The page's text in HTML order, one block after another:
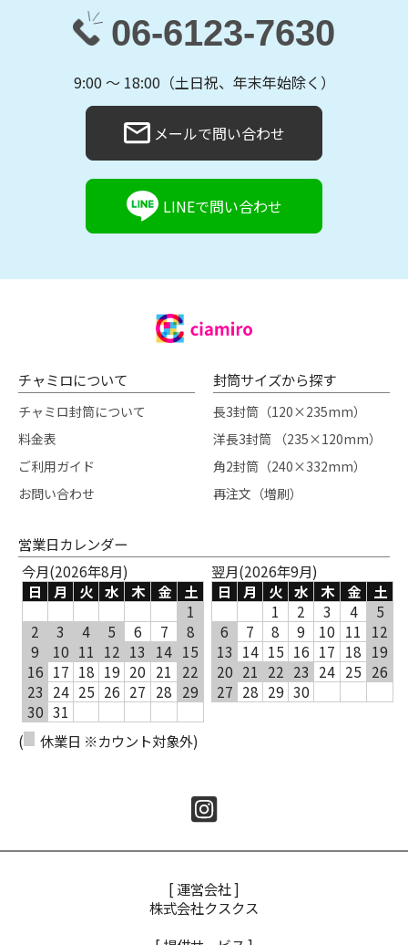
06-6123-7630
9:00 〜 18:00（土日祝、年末年始除く）
メールで問い合わせ
LINEで問い合わせ
チャミロについて
チャミロ封筒について
料金表
ご利用ガイド
お問い合わせ
封筒サイズから探す
長3封筒（120×235mm）
洋長3封筒 （235×120mm）
角2封筒（240×332mm）
再注文（増刷）
営業日カレンダー
今月(2026年8月)
日
月 火 水 木 金
土
1
2
3 4 5 6 7
8
9
10 11 12 13 14 15
16 17 18 19 20 21
22
23 24 25 26 27 28 29
30 31
翌月(2026年9月)
日
月 火 水 木 金
土
1
2 3 4
5
6
7 8 9 10 11
12
13 14 15 16 17 18 19
20 21 22 23 24 25 26
27 28 29 30
( 休業日 ※カウント対象外)
[ 運営会社 ]
株式会社クスクス